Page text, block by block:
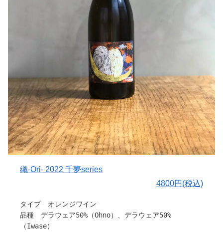
ポテンシャルの高さを感じて頂けるかと思いました(^^)
醸造家 鈴木 隆博さんは長年都内の飲食店でソムリエと
して勤務され、３０歳の時にワイン造りを決意し渡豪。
行先は農薬をほとんど使用せずありのままの自然に寄り添
い栽培、醸造を行う「SmallFry」にて１年間住み込みで
研修されました。そこで得た経験をもとに地元 茨城県で
ワイナリーの設立を目標に2023年の4月から宮城県の
Fattoria AL FIOREさんで栽培、醸造、業務全般を研修
されています。
故郷でのワイン作りを通し、地元食材の循環や県外からの
観光など、地元に根付く既存のコミュニティを活性化させ
研修に励まれています。
作り手さんから
〇ぶどうについて
TAKAHIRO WINEさんは山形県を中心に高品質ワイン用葡
織‐Ori- 2022 千夢series
4800円(税込)
タイプ オレンジワイン
品種 デラウェア50%（Ohno）、デラウェア50%
（Iwase）